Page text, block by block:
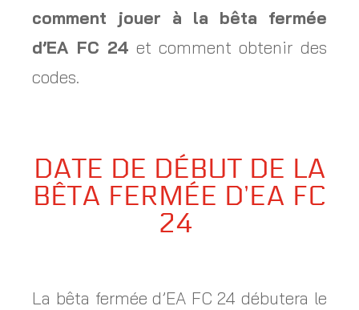
comment jouer à la bêta fermée
d’EA FC 24 et comment obtenir des
codes.
DATE DE DÉBUT DE LA
BÊTA FERMÉE D’EA FC
24
La bêta fermée d’EA FC 24 débutera le